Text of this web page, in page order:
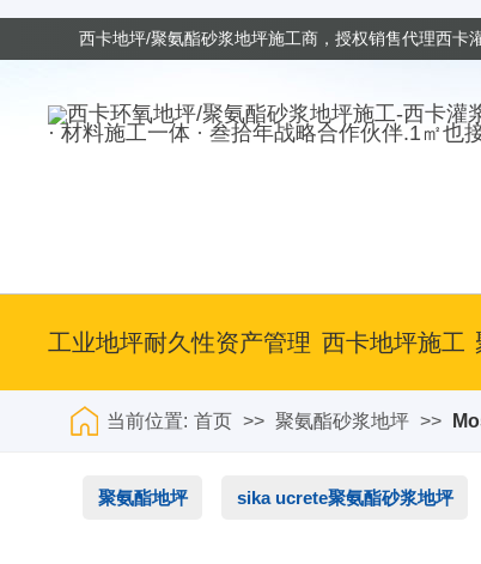
西卡地坪/聚氨酯砂浆地坪施工商，授权销售代理西卡
· 材料施工一体 · 叁拾年战略合作伙伴.1㎡也
工业地坪耐久性资产管理 西卡地坪施工
当前位置: 首页 >> 聚氨酯砂浆地坪 >>
聚氨酯地坪 sika ucrete聚氨酯砂浆地坪